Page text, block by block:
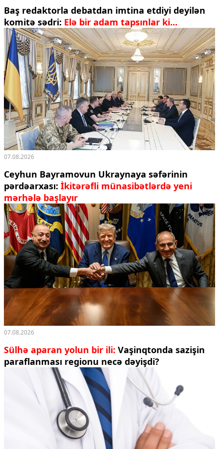
Baş redaktorla debatdan imtina etdiyi deyilən
komitə sədri:
Elə bir adam tapsınlar ki...
07.08.2026
Ceyhun Bayramovun Ukraynaya səfərinin
pərdəarxası: İkitərəfli münasibətlərdə yeni
mərhələ başlayır
07.08.2026
Sülhə aparan yolun bir ili: Vaşinqtonda sazişin
paraflanması regionu necə dəyişdi?